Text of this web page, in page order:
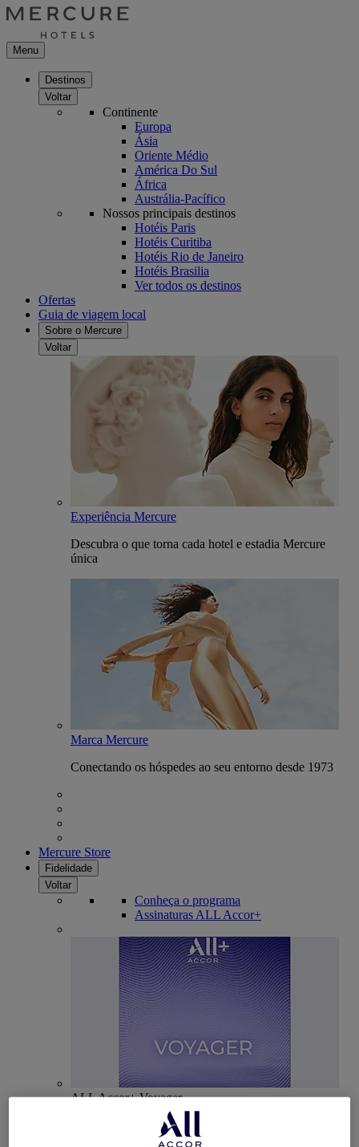
Menu
Destinos
Voltar
Continente
Europa
Ásia
Oriente Médio
América Do Sul
África
Austrália-Pacífico
Nossos principais destinos
Hotéis Paris
Hotéis Curitiba
Hotéis Rio de Janeiro
Hotéis Brasilia
Ver todos os destinos
Ofertas
Guia de viagem local
Sobre o Mercure
Voltar
Experiência Mercure
Descubra o que torna cada hotel e estadia Mercure
única
Marca Mercure
Conectando os hóspedes ao seu entorno desde 1973
Mercure Store
Fidelidade
Voltar
Conheça o programa
Assinaturas ALL Accor+
ALL Accor+ Voyager
15% de desconto durante todo o ano
estadias em +30 marcas